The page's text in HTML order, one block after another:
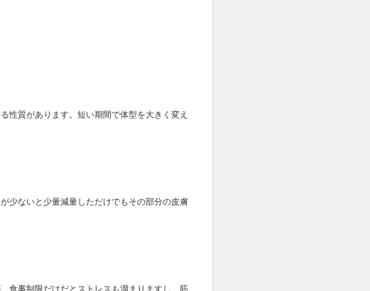
性質があります。短い期間で体型を大きく変え
少ないと少量減量しただけでもその部分の皮膚